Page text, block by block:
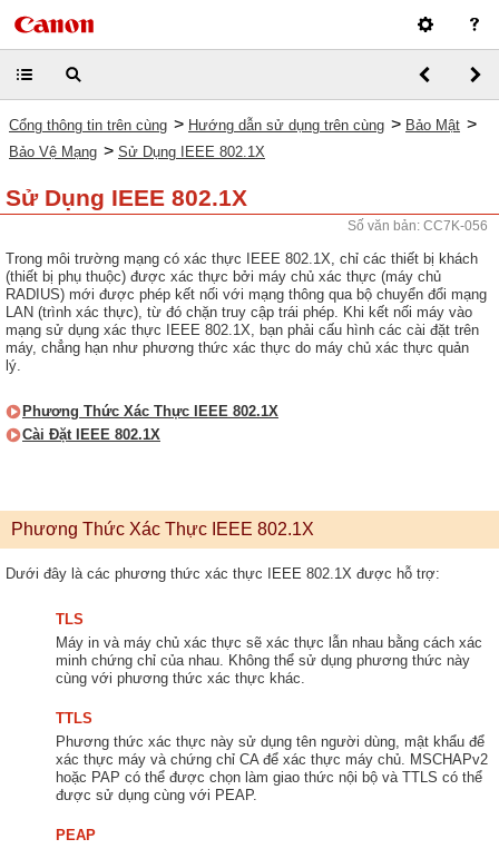
Cổng thông tin trên cùng > Hướng dẫn sử dụng trên cùng > Bảo Mật >
Bảo Vệ Mạng > Sử Dụng IEEE 802.1X
Sử Dụng IEEE 802.1X
Số văn bản: CC7K-056
Trong môi trường mạng có xác thực IEEE 802.1X, chỉ các thiết bị khách
(thiết bị phụ thuộc) được xác thực bởi máy chủ xác thực (máy chủ
RADIUS) mới được phép kết nối với mạng thông qua bộ chuyển đổi mạng
LAN (trình xác thực), từ đó chặn truy cập trái phép. Khi kết nối máy vào
mạng sử dụng xác thực IEEE 802.1X, bạn phải cấu hình các cài đặt trên
máy, chẳng hạn như phương thức xác thực do máy chủ xác thực quản
lý.
Phương Thức Xác Thực IEEE 802.1X
Cài Đặt IEEE 802.1X
Phương Thức Xác Thực IEEE 802.1X
Dưới đây là các phương thức xác thực IEEE 802.1X được hỗ trợ:
TLS
Máy in và máy chủ xác thực sẽ xác thực lẫn nhau bằng cách xác
minh chứng chỉ của nhau. Không thể sử dụng phương thức này
cùng với phương thức xác thực khác.
TTLS
Phương thức xác thực này sử dụng tên người dùng, mật khẩu để
xác thực máy và chứng chỉ CA để xác thực máy chủ. MSCHAPv2
hoặc PAP có thể được chọn làm giao thức nội bộ và TTLS có thể
được sử dụng cùng với PEAP.
PEAP